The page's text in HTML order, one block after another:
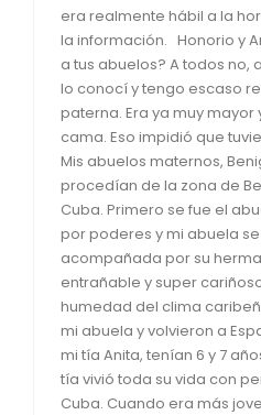
era realmente hábil a la
la información. Honorio y
a tus abuelos? A todos no,
lo conocí y tengo escaso
paterna. Era ya muy
cama. Eso impidió que
Mis abuelos maternos,
procedían de la zona de
Cuba. Primero se fue el
por poderes y mi abuela
acompañada por su
entrañable y super
humedad del clima
mi abuela y volvieron a
mi tía Anita, tenían 6 y 7
tía vivió toda su vida con
Cuba. Cuando era más